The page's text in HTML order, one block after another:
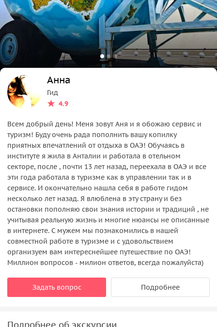
Анна
Гид
4.9
Всем добрый день! Меня зовут Аня и я обожаю сервис и
туризм! Буду очень рада пополнить вашу копилку
приятных впечатлений от отдыха в ОАЭ! Обучаясь в
институте я жила в Анталии и работала в отельном
секторе, после , почти 13 лет назад, переехала в ОАЭ и все
эти года работала в туризме как в управлении так и в
сервисе. И окончательно нашла себя в работе гидом
несколько лет назад. Я влюблена в эту страну и без
остановки пополняю свои знания истории и традиций , не
учитывая реальную жизнь и многие нюансы не описанные
в интернете. С мужем мы познакомились в нашей
совместной работе в туризме и с удовольствием
организуем вам интереснейшее путешествие по ОАЭ!
Миллион вопросов - милион ответов, всегда пожалуйста)
Задать вопрос Подробнее
Подробнее об экскурсии